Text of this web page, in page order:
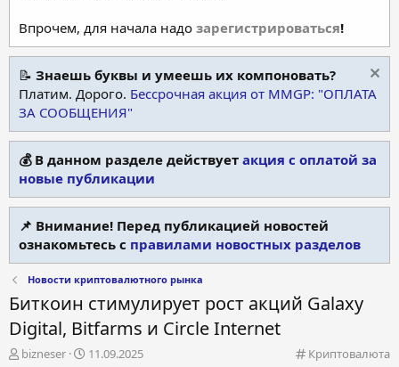
Впрочем, для начала надо зарегистрироваться!
📝 Знаешь буквы и умеешь их компоновать?
Платим. Дорого. Бессрочная акция от MMGP: "ОПЛАТА
ЗА СООБЩЕНИЯ"
💰 В данном разделе действует акция с оплатой за
новые публикации
📌 Внимание! Перед публикацией новостей
ознакомьтесь с правилами новостных разделов
Новости криптовалютного рынка
Биткоин стимулирует рост акций Galaxy
Digital, Bitfarms и Circle Internet
К
Криптовалюта
А
bizneser
Д11.09.2025